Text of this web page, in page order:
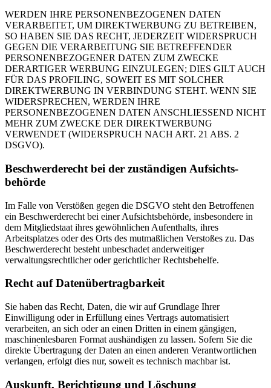
WERDEN IHRE PERSONENBEZOGENEN DATEN
VERARBEITET, UM DIREKTWERBUNG ZU BETREIBEN,
SO HABEN SIE DAS RECHT, JEDERZEIT WIDERSPRUCH
GEGEN DIE VERARBEITUNG SIE BETREFFENDER
PERSONENBEZOGENER DATEN ZUM ZWECKE
DERARTIGER WERBUNG EINZULEGEN; DIES GILT AUCH
FÜR DAS PROFILING, SOWEIT ES MIT SOLCHER
DIREKTWERBUNG IN VERBINDUNG STEHT. WENN SIE
WIDERSPRECHEN, WERDEN IHRE
PERSONENBEZOGENEN DATEN ANSCHLIESSEND NICHT
MEHR ZUM ZWECKE DER DIREKTWERBUNG
VERWENDET (WIDERSPRUCH NACH ART. 21 ABS. 2
DSGVO).
Beschwerde­recht bei der zuständigen Aufsichts­
behörde
Im Falle von Verstößen gegen die DSGVO steht den Betroffenen
ein Beschwerderecht bei einer Aufsichtsbehörde, insbesondere in
dem Mitgliedstaat ihres gewöhnlichen Aufenthalts, ihres
Arbeitsplatzes oder des Orts des mutmaßlichen Verstoßes zu. Das
Beschwerderecht besteht unbeschadet anderweitiger
verwaltungsrechtlicher oder gerichtlicher Rechtsbehelfe.
Recht auf Daten­übertrag­barkeit
Sie haben das Recht, Daten, die wir auf Grundlage Ihrer
Einwilligung oder in Erfüllung eines Vertrags automatisiert
verarbeiten, an sich oder an einen Dritten in einem gängigen,
maschinenlesbaren Format aushändigen zu lassen. Sofern Sie die
direkte Übertragung der Daten an einen anderen Verantwortlichen
verlangen, erfolgt dies nur, soweit es technisch machbar ist.
Auskunft, Berichtigung und Löschung